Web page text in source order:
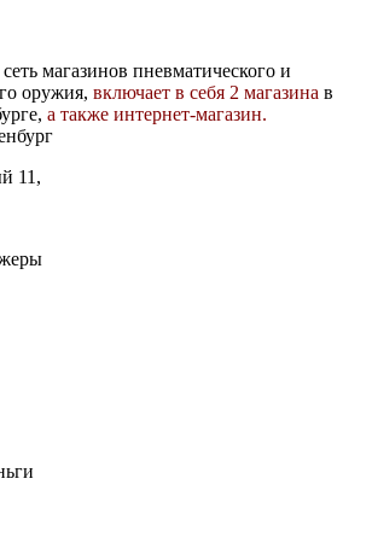
магазинов пневматического и
оружия, включает в себя 2 магазина в
а также интернет-магазин.
11,